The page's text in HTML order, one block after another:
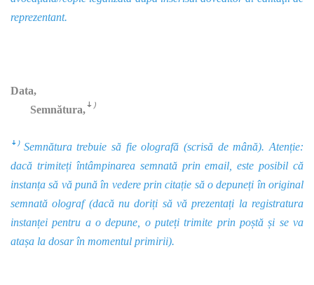
reprezentant.
Data,
Semnătura,ꜜ⁾
ꜜ⁾ Semnătura trebuie să fie olografă (scrisă de mână). Atenție:
dacă trimiteți întâmpinarea semnată prin email, este posibil că
instanța să vă pună în vedere prin citație să o depuneți în original
semnată olograf (dacă nu doriți să vă prezentați la registratura
instanței pentru a o depune, o puteți trimite prin poștă și se va
atașa la dosar în momentul primirii).